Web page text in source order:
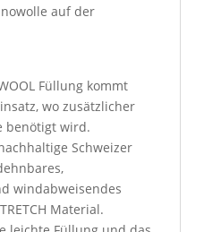
auf der
Füllung kommt
wo zusätzlicher
benötigt wird.
Schweizer
windabweisendes
Material.